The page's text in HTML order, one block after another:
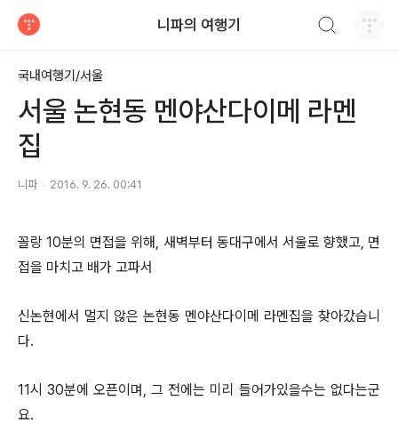
니파의 여행기
국내여행기/서울
서울 논현동 멘야산다이메 라멘
집
니파 2016. 9. 26. 00:41
꼴랑 10분의 면접을 위해, 새벽부터 동대구에서 서울로 향했고, 면
접을 마치고 배가 고파서
신논현에서 멀지 않은 논현동 멘야산다이메 라멘집을 찾아갔습니
다.
11시 30분에 오픈이며, 그 전에는 미리 들어가있을수는 없다는군
요.